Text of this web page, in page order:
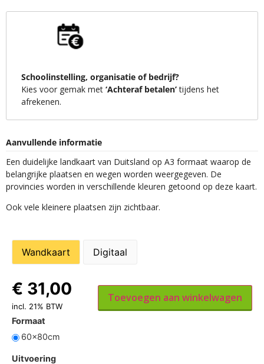
Schoolinstelling, organisatie of bedrijf?
Kies voor gemak met ‘Achteraf betalen’tijdens het
afrekenen.
Aanvullende informatie
Een duidelijke landkaart van Duitsland op A3 formaat waarop de
belangrijke plaatsen en wegen worden weergegeven. De
provincies worden in verschillende kleuren getoond op deze kaart.
Ook vele kleinere plaatsen zijn zichtbaar.
Wandkaart Digitaal
Formaat
60x80cm
Uitvoering
€ 31,00
incl. 21% BTW
Toevoegen aan winkelwagen